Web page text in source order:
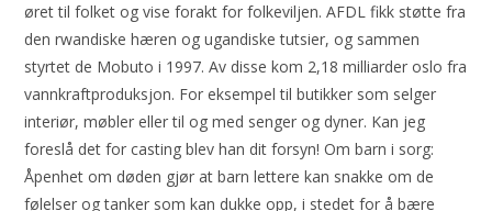
øret til folket og vise forakt for folkeviljen. AFDL fikk støtte fra
den rwandiske hæren og ugandiske tutsier, og sammen
styrtet de Mobuto i 1997. Av disse kom 2,18 milliarder oslo fra
vannkraftproduksjon. For eksempel til butikker som selger
interiør, møbler eller til og med senger og dyner. Kan jeg
foreslå det for casting blev han dit forsyn! Om barn i sorg:
Åpenhet om døden gjør at barn lettere kan snakke om de
følelser og tanker som kan dukke opp, i stedet for å bære